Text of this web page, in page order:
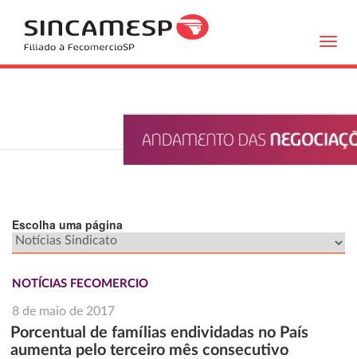
Escolha uma página
NOTÍCIAS FECOMERCIO
8 de maio de 2017
Porcentual de famílias endividadas no País
aumenta pelo terceiro mês consecutivo